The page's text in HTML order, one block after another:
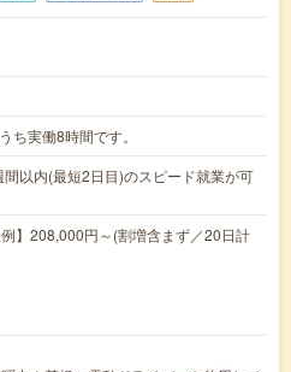
ち実働8時間です。
以内(最短2日目)のスピード就業が可
】208,000円～(割増含まず／20日計